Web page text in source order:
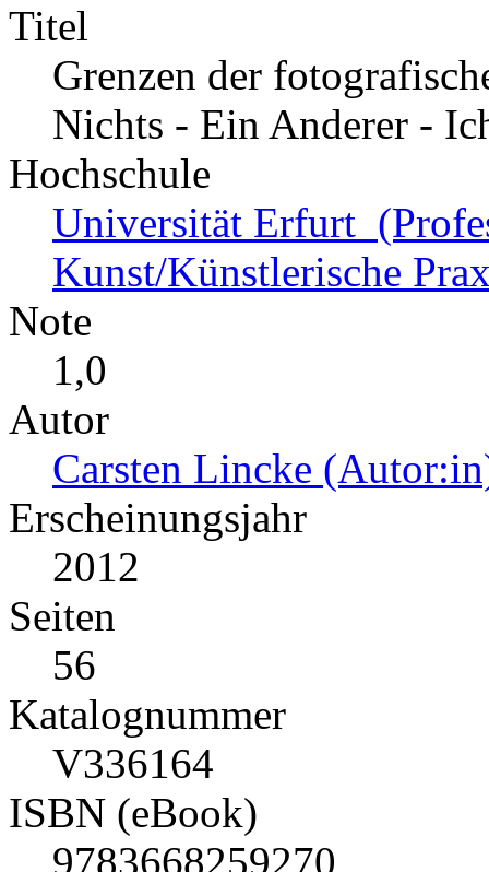
Titel
Grenzen der
Nichts - Ein Anderer -
Hochschule
Universität Erfurt
Kunst/Künstlerische
Note
1,0
Autor
Carsten Lincke
Erscheinungsjahr
2012
Seiten
56
Katalognummer
V336164
ISBN (eBook)
9783668259270